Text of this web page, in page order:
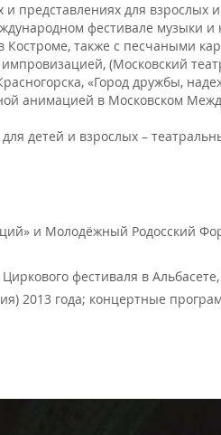
представлениях для взрослых
фестивале музыки
также с песчаными
(Московский
«Город дружбы,
анимацией в Московском
детей и взрослых –
и Молодёжный Родосский
фестиваля в
2013 года; концертные